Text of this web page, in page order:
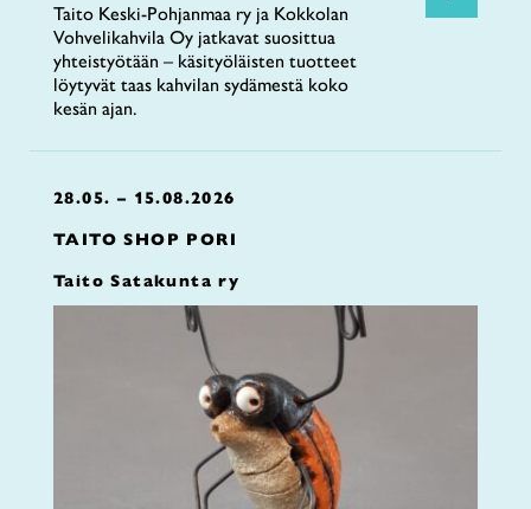
Taito Keski-Pohjanmaa ry ja Kokkolan
Vohvelikahvila Oy jatkavat suosittua
yhteistyötään – käsityöläisten tuotteet
löytyvät taas kahvilan sydämestä koko
kesän ajan.
28.05. – 15.08.2026
TAITO SHOP PORI
Taito Satakunta ry